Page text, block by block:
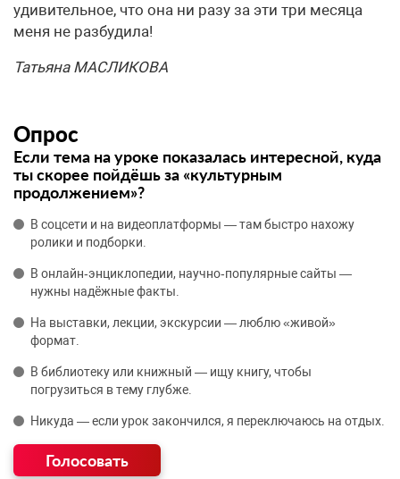
удивительное, что она ни разу за эти три месяца
меня не разбудила!
Татьяна МАСЛИКОВА
Опрос
Если тема на уроке показалась интересной, куда
ты скорее пойдёшь за «культурным
продолжением»?
В соцсети и на видеоплатформы — там быстро нахожу
ролики и подборки.
В онлайн‑энциклопедии, научно‑популярные сайты —
нужны надёжные факты.
На выставки, лекции, экскурсии — люблю «живой»
формат.
В библиотеку или книжный — ищу книгу, чтобы
погрузиться в тему глубже.
Никуда — если урок закончился, я переключаюсь на отдых.